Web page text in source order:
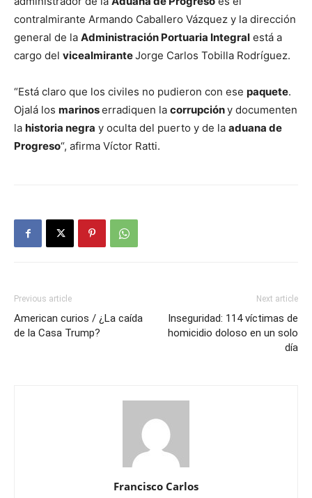
contralmirante Armando Caballero Vázquez y la dirección
general de la Administración Portuaria Integral está a
cargo del vicealmiranteJorge Carlos Tobilla Rodríguez.
“Está claro que los civiles no pudieron con ese paquete.
Ojalá los marinoserradiquen la corrupcióny documenten
la historia negra y oculta del puerto y de la aduana de
Progreso“, afirma Víctor Ratti.
Previous article
American curios / ¿La caída
de la Casa Trump?
Next article
Inseguridad: 114 víctimas de
homicidio doloso en un solo
día
Francisco Carlos